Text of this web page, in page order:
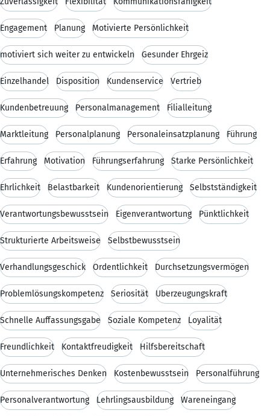
Engagement Planung Motivierte Persönlichkeit
motiviert sich weiter zu entwickeln Gesunder Ehrgeiz
Einzelhandel Disposition Kundenservice Vertrieb
Kundenbetreuung Personalmanagement Filialleitung
Marktleitung Personalplanung Personaleinsatzplanung Führung
Erfahrung Motivation Führungserfahrung Starke Persönlichkeit
Ehrlichkeit Belastbarkeit Kundenorientierung Selbstständigkeit
Verantwortungsbewusstsein Eigenverantwortung Pünktlichkeit
Strukturierte Arbeitsweise Selbstbewusstsein
Verhandlungsgeschick Ordentlichkeit Durchsetzungsvermögen
Problemlösungskompetenz Seriosität Überzeugungskraft
Schnelle Auffassungsgabe Soziale Kompetenz Loyalität
Freundlichkeit Kontaktfreudigkeit Hilfsbereitschaft
Unternehmerisches Denken Kostenbewusstsein Personalführung
Personalverantwortung Lehrlingsausbildung Wareneingang